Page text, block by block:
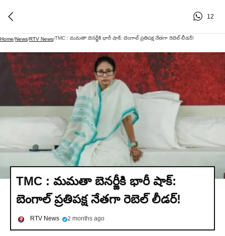
12
Home/News/RTV News/TMC : మమతా బెనర్జీకి భారీ షాక్: బెంగాల్ ప్రతిపక్ష నేతగా రెబెల్ లీడర్!
TMC : మమతా బెనర్జీకి భారీ షాక్:
బెంగాల్ ప్రతిపక్ష నేతగా రెబెల్ లీడర్!
RTV News 2 months ago